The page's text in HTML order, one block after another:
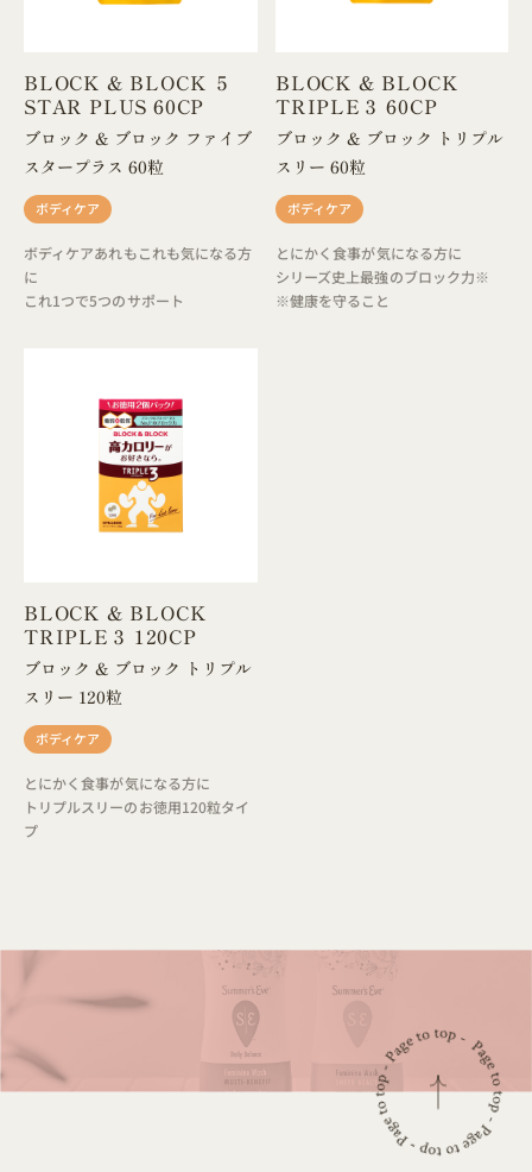
BLOCK & BLOCK ５
STAR PLUS 60CP
ブロック & ブロック ファイブ
スタープラス 60粒
ボディケア
ボディケアあれもこれも気になる方
に
これ1つで5つのサポート
BLOCK & BLOCK
TRIPLE３ 60CP
ブロック & ブロック トリプル
スリー 60粒
ボディケア
とにかく食事が気になる方に
シリーズ史上最強のブロック力※
※健康を守ること
BLOCK & BLOCK
TRIPLE３ 120CP
ブロック & ブロック トリプル
スリー 120粒
ボディケア
とにかく食事が気になる方に
トリプルスリーのお徳用120粒タイ
プ